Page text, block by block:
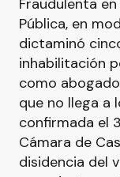
Fraudulenta
Pública, en
dictaminó
inhabilitación
como
que no llega a
confirmada el
Cámara de
disidencia del